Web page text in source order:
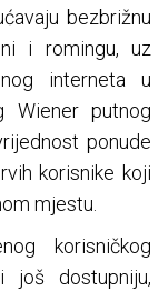
bezbrižnu
i romingu, uz
interneta u
Wiener putnog
ponude
korisnike koji
mjestu.
korisničkog
još dostupniju,